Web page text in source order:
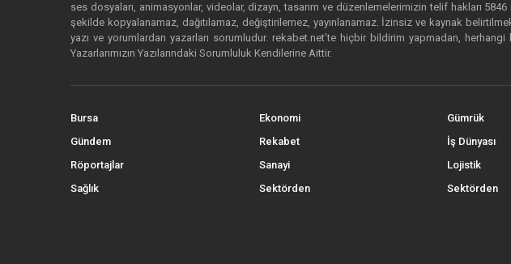
ses dosyaları, animasyonlar, videolar, dizayn, tasarım ve düzenlemelerimizin telif hakları
şekilde kopyalanamaz, dağıtılamaz, değiştirilemez, yayınlanamaz. İzinsiz ve kaynak
yazı ve yorumlardan yazarları sorumludur. rekabet.net’te hiçbir bildirim yapmadan,
Yazarlarımızın Yazılarındaki Sorumluluk Kendilerine Aittir.
Bursa
Gündem
Röportajlar
Sağlık
Ekonomi
Rekabet
Sanayi
Sektörden
Gümrük
İş Dünyası
Lojistik
Sektörden